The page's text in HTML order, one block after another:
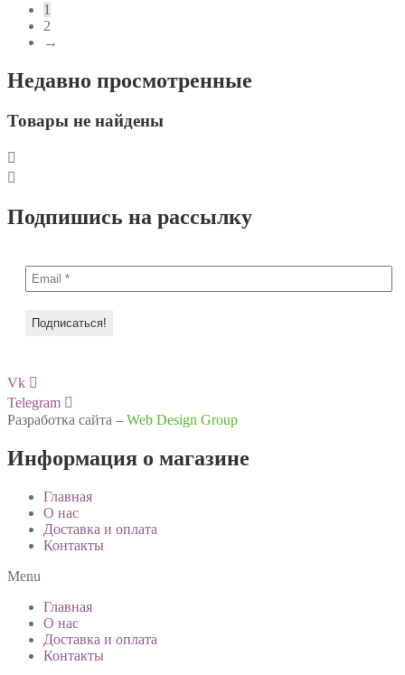
1
2
→
Недавно просмотренные
Товары не найдены
Подпишись на рассылку
Vk
Telegram
Разработка сайта – Web Design Group
Информация о магазине
Главная
О нас
Доставка и оплата
Контакты
Menu
Главная
О нас
Доставка и оплата
Контакты